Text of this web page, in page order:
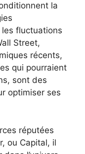
la
les fluctuations
Street,
récents,
qui pourraient
sont des
optimiser ses
réputées
ou Capital, il